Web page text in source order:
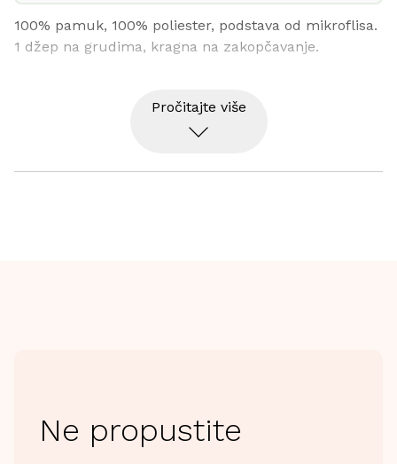
100% pamuk, 100% poliester, podstava od mikroflisa.
1 džep na grudima, kragna na zakopčavanje.
Pročitajte više
Ne propustite